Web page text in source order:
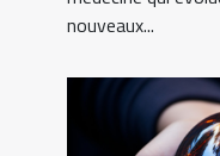
nouveaux...